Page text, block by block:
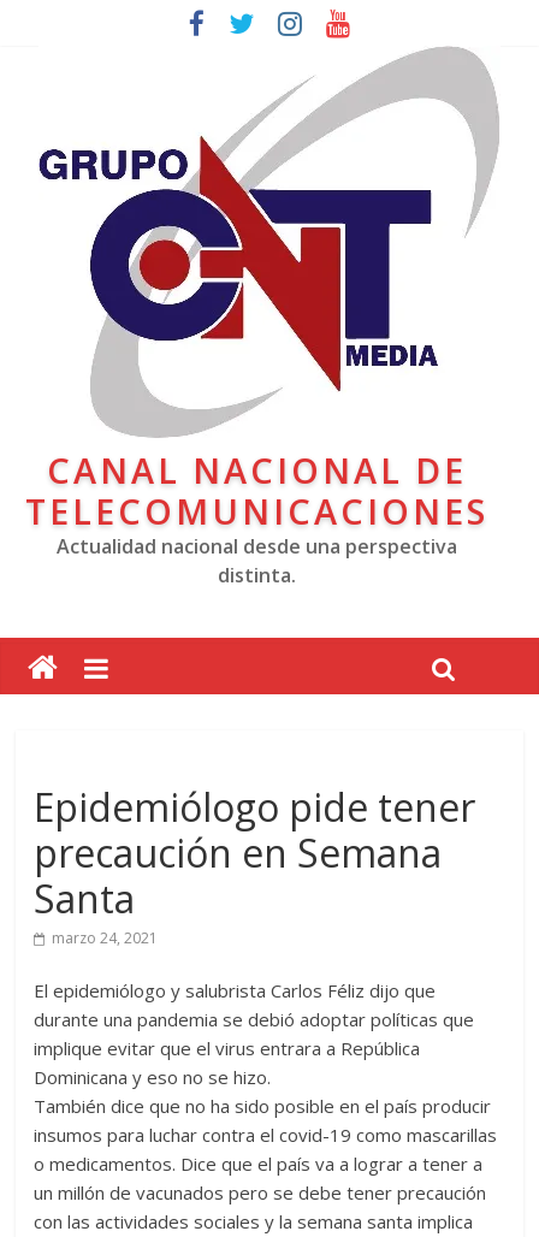
CANAL NACIONAL DE
TELECOMUNICACIONES
Actualidad nacional desde una perspectiva
distinta.
Epidemiólogo pide tener
precaución en Semana
Santa
marzo 24, 2021
El epidemiólogo y salubrista Carlos Féliz dijo que
durante una pandemia se debió adoptar políticas que
implique evitar que el virus entrara a República
Dominicana y eso no se hizo.
También dice que no ha sido posible en el país producir
insumos para luchar contra el covid-19 como mascarillas
o medicamentos. Dice que el país va a lograr a tener a
un millón de vacunados pero se debe tener precaución
con las actividades sociales y la semana santa implica